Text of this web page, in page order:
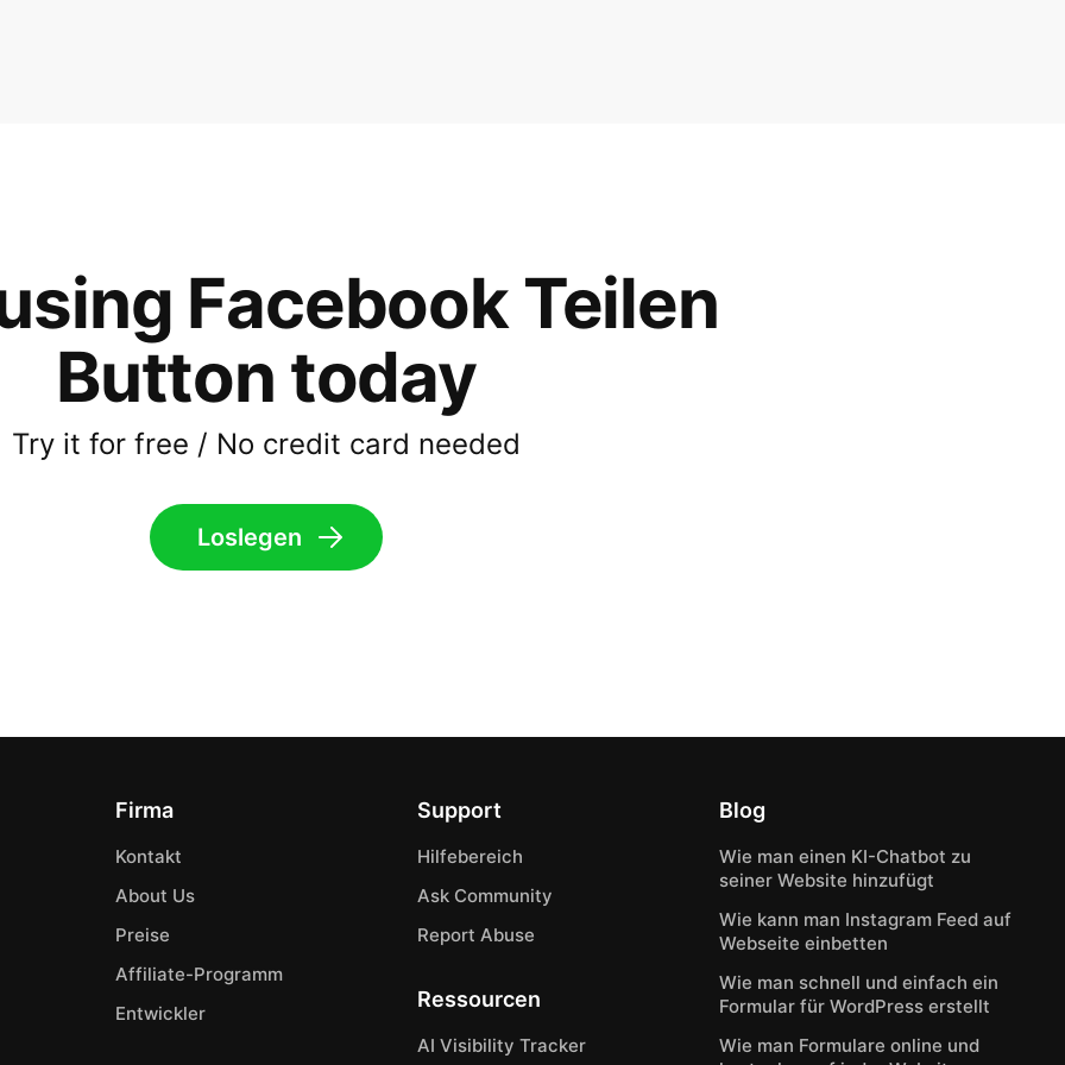
Facebook Teilen
Button today
Try it for free / No credit card needed
Loslegen
Firma
Kontakt
About Us
Preise
Affiliate-Programm
Entwickler
Support
Hilfebereich
Ask Community
Report Abuse
Ressourcen
AI Visibility Tracker
Blog
Wie man einen KI-Chatbot zu
seiner Website hinzufügt
Wie kann man Instagram Feed auf
Webseite einbetten
Wie man schnell und einfach ein
Formular für WordPress erstellt
Wie man Formulare online und